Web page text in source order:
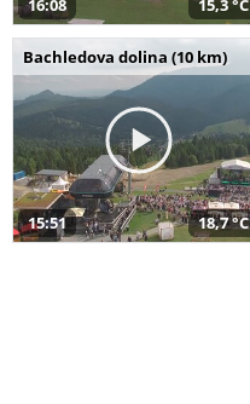
16:08 15,3 °C
Bachledova dolina (10 km)
15:51 18,7 °C